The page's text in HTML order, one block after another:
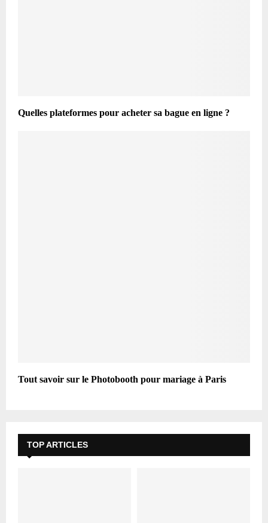
Quelles plateformes pour acheter sa bague en ligne ?
Tout savoir sur le Photobooth pour mariage à Paris
TOP ARTICLES